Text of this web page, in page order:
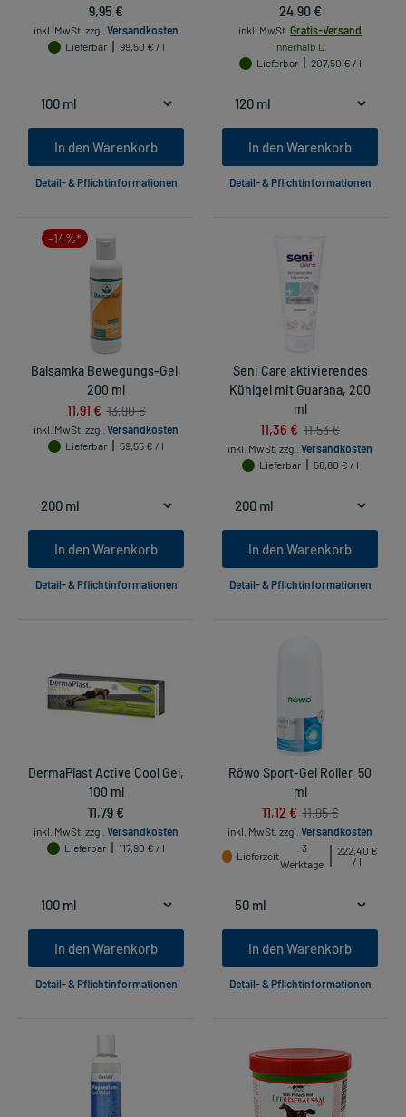
9,95 €
inkl. MwSt. zzgl. Versandkosten
Lieferbar
99,50 € / l
In den Warenkorb
Detail- & Pflichtinformationen
24,90 €
inkl. MwSt. Gratis-Versand
innerhalb D.
Lieferbar
207,50 € / l
In den Warenkorb
Detail- & Pflichtinformationen
-14%*
Balsamka Bewegungs-Gel,
200 ml
11,91 € 13,90 €
inkl. MwSt. zzgl. Versandkosten
Lieferbar
59,55 € / l
In den Warenkorb
Detail- & Pflichtinformationen
Seni Care aktivierendes
Kühlgel mit Guarana, 200
ml
11,36 € 11,53 €
inkl. MwSt. zzgl. Versandkosten
Lieferbar
56,80 € / l
In den Warenkorb
Detail- & Pflichtinformationen
DermaPlast Active Cool Gel,
100 ml
11,79 €
inkl. MwSt. zzgl. Versandkosten
Lieferbar
117,90 € / l
In den Warenkorb
Detail- & Pflichtinformationen
Röwo Sport-Gel Roller, 50
ml
11,12 € 11,95 €
inkl. MwSt. zzgl. Versandkosten
Lieferzeit
: 3
Werktage
222,40 €
/ l
In den Warenkorb
Detail- & Pflichtinformationen